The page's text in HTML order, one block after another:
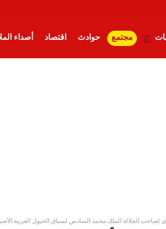
مجتمع حوادث اقتصاد أصداء
لصاحب الجلالة الملك محمد السادس لسباق الخيول العربية